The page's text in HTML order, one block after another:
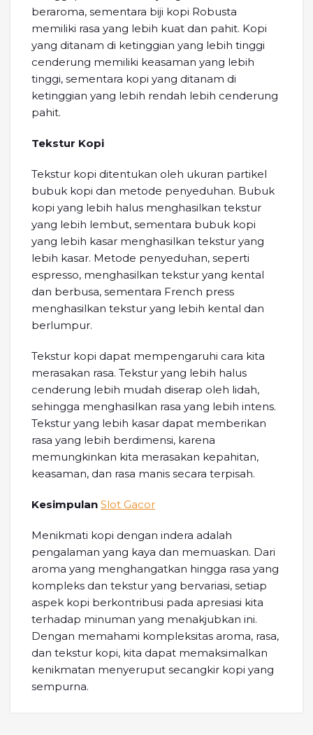
beraroma, sementara biji kopi Robusta
memiliki rasa yang lebih kuat dan pahit. Kopi
yang ditanam di ketinggian yang lebih tinggi
cenderung memiliki keasaman yang lebih
tinggi, sementara kopi yang ditanam di
ketinggian yang lebih rendah lebih cenderung
pahit.
Tekstur Kopi
Tekstur kopi ditentukan oleh ukuran partikel
bubuk kopi dan metode penyeduhan. Bubuk
kopi yang lebih halus menghasilkan tekstur
yang lebih lembut, sementara bubuk kopi
yang lebih kasar menghasilkan tekstur yang
lebih kasar. Metode penyeduhan, seperti
espresso, menghasilkan tekstur yang kental
dan berbusa, sementara French press
menghasilkan tekstur yang lebih kental dan
berlumpur.
Tekstur kopi dapat mempengaruhi cara kita
merasakan rasa. Tekstur yang lebih halus
cenderung lebih mudah diserap oleh lidah,
sehingga menghasilkan rasa yang lebih intens.
Tekstur yang lebih kasar dapat memberikan
rasa yang lebih berdimensi, karena
memungkinkan kita merasakan kepahitan,
keasaman, dan rasa manis secara terpisah.
Kesimpulan Slot Gacor
Menikmati kopi dengan indera adalah
pengalaman yang kaya dan memuaskan. Dari
aroma yang menghangatkan hingga rasa yang
kompleks dan tekstur yang bervariasi, setiap
aspek kopi berkontribusi pada apresiasi kita
terhadap minuman yang menakjubkan ini.
Dengan memahami kompleksitas aroma, rasa,
dan tekstur kopi, kita dapat memaksimalkan
kenikmatan menyeruput secangkir kopi yang
sempurna.